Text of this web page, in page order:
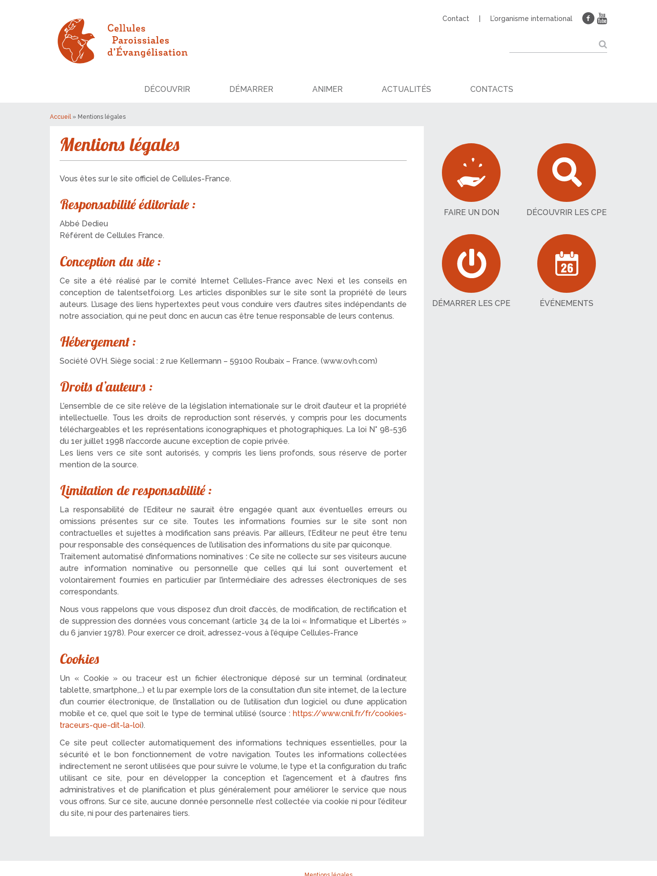
Contact L’organisme international
DÉCOUVRIR DÉMARRER ANIMER ACTUALITÉS CONTACTS
Accueil » Mentions légales
Mentions légales
Vous êtes sur le site officiel de Cellules-France.
Responsabilité éditoriale :
Abbé Dedieu
Référent de Cellules France.
Conception du site :
Ce site a été réalisé par le comité Internet Cellules-France avec Nexi et les conseils en
conception de talentsetfoi.org. Les articles disponibles sur le site sont la propriété de leurs
auteurs. L’usage des liens hypertextes peut vous conduire vers d’autres sites indépendants de
notre association, qui ne peut donc en aucun cas être tenue responsable de leurs contenus.
Hébergement :
Société OVH. Siège social : 2 rue Kellermann – 59100 Roubaix – France. (www.ovh.com)
Droits d’auteurs :
L’ensemble de ce site relève de la législation internationale sur le droit d’auteur et la propriété
intellectuelle. Tous les droits de reproduction sont réservés, y compris pour les documents
téléchargeables et les représentations iconographiques et photographiques. La loi N° 98-536
du 1er juillet 1998 n’accorde aucune exception de copie privée.
Les liens vers ce site sont autorisés, y compris les liens profonds, sous réserve de porter
mention de la source.
Limitation de responsabilité :
La responsabilité de l’Editeur ne saurait être engagée quant aux éventuelles erreurs ou
omissions présentes sur ce site. Toutes les informations fournies sur le site sont non
contractuelles et sujettes à modification sans préavis. Par ailleurs, l’Editeur ne peut être tenu
pour responsable des conséquences de l’utilisation des informations du site par quiconque.
Traitement automatisé d’informations nominatives : Ce site ne collecte sur ses visiteurs aucune
autre information nominative ou personnelle que celles qui lui sont ouvertement et
volontairement fournies en particulier par l’intermédiaire des adresses électroniques de ses
correspondants.
Nous vous rappelons que vous disposez d’un droit d’accès, de modification, de rectification et
de suppression des données vous concernant (article 34 de la loi « Informatique et Libertés »
du 6 janvier 1978). Pour exercer ce droit, adressez-vous à l’équipe Cellules-France
Cookies
Un « Cookie » ou traceur est un fichier électronique déposé sur un terminal (ordinateur,
tablette, smartphone,…) et lu par exemple lors de la consultation d’un site internet, de la lecture
d’un courrier électronique, de l’installation ou de l’utilisation d’un logiciel ou d’une application
mobile et ce, quel que soit le type de terminal utilisé (source : https://www.cnil.fr/fr/cookies-
traceurs-que-dit-la-loi).
Ce site peut collecter automatiquement des informations techniques essentielles, pour la
sécurité et le bon fonctionnement de votre navigation. Toutes les informations collectées
indirectement ne seront utilisées que pour suivre le volume, le type et la configuration du trafic
utilisant ce site, pour en développer la conception et l’agencement et à d’autres fins
administratives et de planification et plus généralement pour améliorer le service que nous
vous offrons. Sur ce site, aucune donnée personnelle n’est collectée via cookie ni pour l’éditeur
du site, ni pour des partenaires tiers.
FAIRE UN DON DÉCOUVRIR LES CPE
DÉMARRER LES CPE ÉVÉNEMENTS